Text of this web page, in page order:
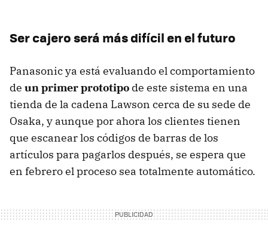
Ser cajero será más difícil en el futuro
Panasonic ya está evaluando el comportamiento
de un primer prototipo de este sistema en una
tienda de la cadena Lawson cerca de su sede de
Osaka, y aunque por ahora los clientes tienen
que escanear los códigos de barras de los
artículos para pagarlos después, se espera que
en febrero el proceso sea totalmente automático.